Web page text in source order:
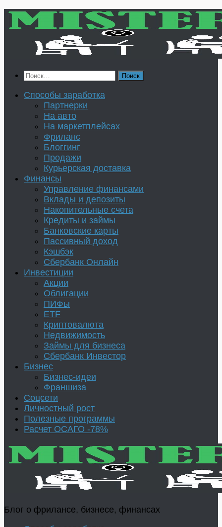
Перейти
Найти:
Способы заработка
Партнерки
На авто
На маркетплейсах
Фриланс
Блоггинг
Продажи
Курьерская доставка
Финансы
Управление финансами
Вклады и депозиты
Накопительные счета
Кредиты и займы
Банковские карты
Пассивный доход
Кэшбэк
Сбербанк Онлайн
Инвестиции
Акции
Облигации
ПИФы
ETF
Криптовалюта
Недвижимость
Займы для бизнеса
Сбербанк Инвестор
Бизнес
Бизнес-идеи
Франшиза
Соцсети
Личностный рост
Полезные программы
Расчет ОСАГО -78%
Блог о фрилансе, бизнесе, финансах